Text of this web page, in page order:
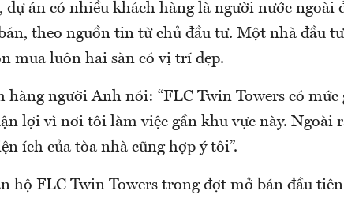
dự án có nhiều khách hàng là người nước ngoài
theo nguồn tin từ chủ đầu tư. Một nhà đầu
mua luôn hai sàn có vị trí đẹp.
hàng người Anh nói: “FLC Twin Towers có mức
lợi vì nơi tôi làm việc gần khu vực này. Ngoài
ích của tòa nhà cũng hợp ý tôi”.
hộ FLC Twin Towers trong đợt mở bán đầu tiên